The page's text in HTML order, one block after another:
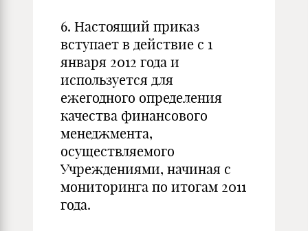
6. Настоящий приказ
вступает в действие с 1
января 2012 года и
используется для
ежегодного определения
качества финансового
менеджмента,
осуществляемого
Учреждениями, начиная с
мониторинга по итогам 2011
года.